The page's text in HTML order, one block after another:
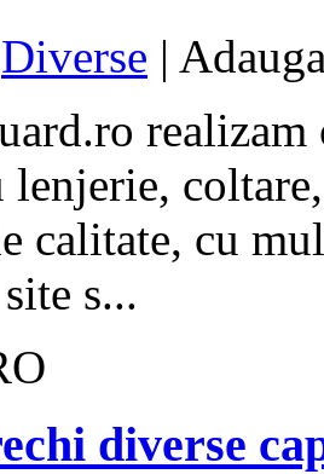
Diverse |
lenjerie,
calitate, cu
s...
diverse